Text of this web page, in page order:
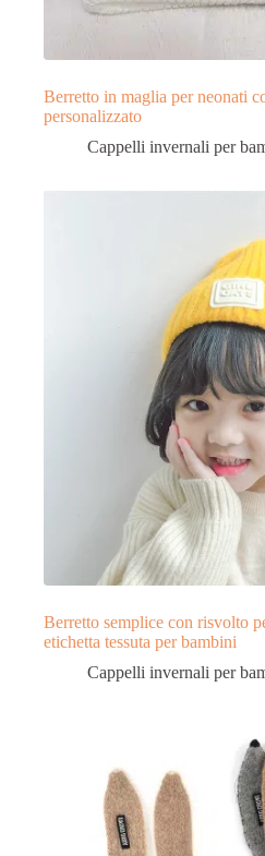
Berretto in maglia per neonati
personalizzato
Cappelli invernali per
Berretto semplice con risvolto
etichetta tessuta per bambini
Cappelli invernali per